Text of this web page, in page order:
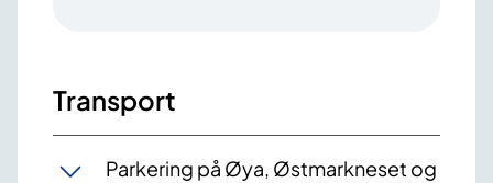
Transport
Parkering på Øya, Østmarkneset og